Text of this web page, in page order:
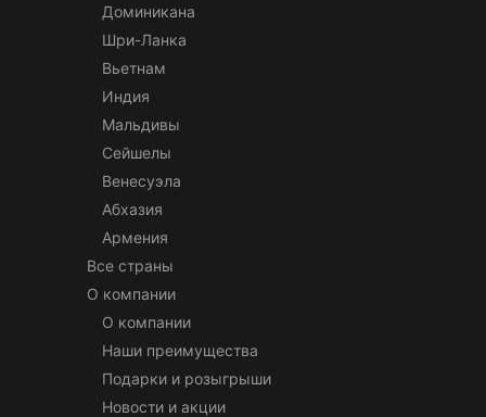
Доминикана
Шри-Ланка
Вьетнам
Индия
Мальдивы
Сейшелы
Венесуэла
Абхазия
Армения
Все страны
О компании
О компании
Наши преимущества
Подарки и розыгрыши
Новости и акции